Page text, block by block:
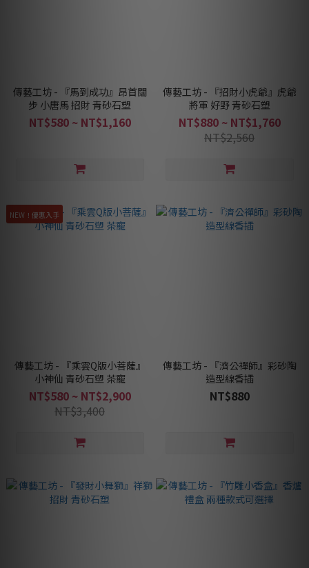
傳藝工坊 - 『馬到成功』昂首闊
步 小唐馬 招財 青砂石塑
NT$580 ~ NT$1,160
傳藝工坊 - 『招財小虎爺』虎爺
將軍 好野 青砂石塑
NT$880 ~ NT$1,760
NT$2,560
NEW！優惠入手
傳藝工坊 - 『乘雲Q版小菩薩』
小神仙 青砂石塑 茶寵
NT$580 ~ NT$2,900
NT$3,400
傳藝工坊 - 『濟公禪師』彩砂陶
造型線香插
NT$880